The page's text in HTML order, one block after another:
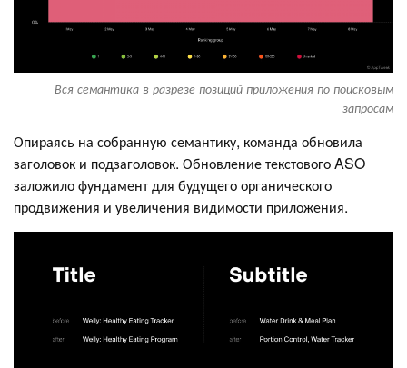
Вся семантика в разрезе позиций приложения по поисковым
запросам
Опираясь на собранную семантику, команда обновила
заголовок и подзаголовок. Обновление текстового ASO
заложило фундамент для будущего органического
продвижения и увеличения видимости приложения.